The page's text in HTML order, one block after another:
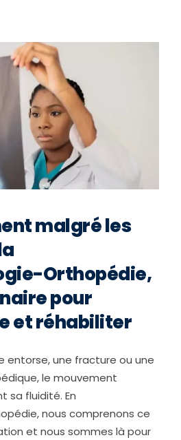
malgré les
Orthopédie,
pour
et réhabiliter
entorse, une fracture ou une
le mouvement
sa fluidité. En
nous comprenons ce
et nous sommes là pour